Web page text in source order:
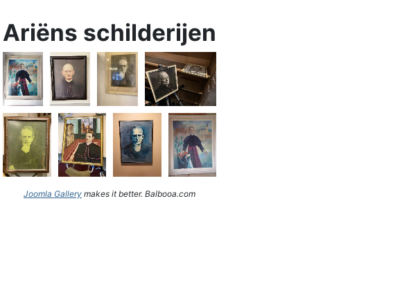
Ariëns schilderijen
Joomla Gallery makes it better. Balbooa.com